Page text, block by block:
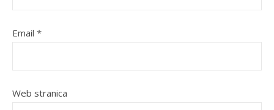
Email *
Web stranica